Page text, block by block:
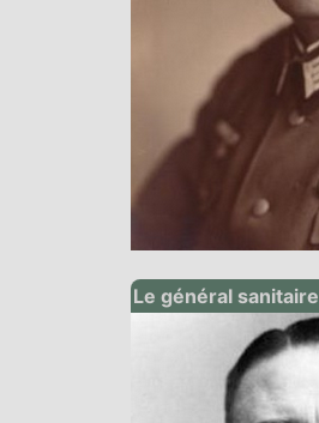
Le général sanitaire